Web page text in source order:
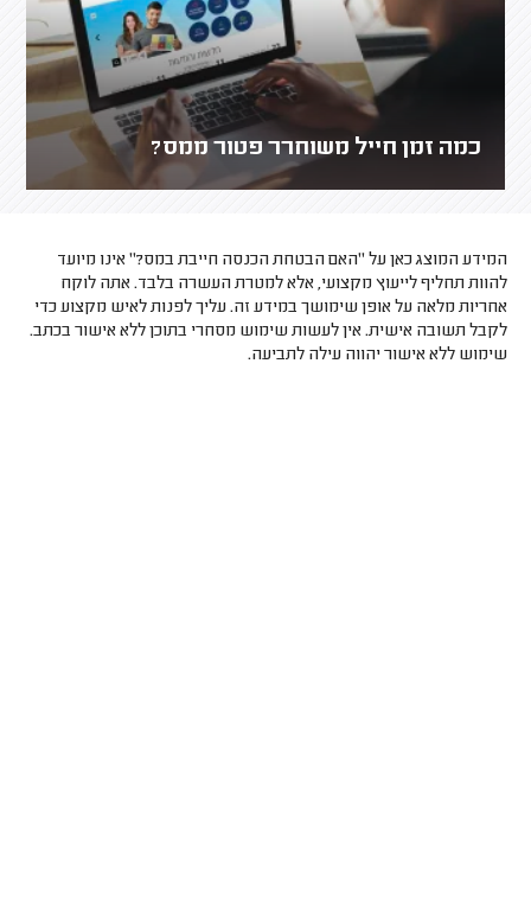
כמה זמן חייל משוחרר פטור ממס?
המידע המוצג כאן על "האם הבטחת הכנסה חייבת במס?" אינו מיועד
להוות תחליף לייעוץ מקצועי, אלא למטרת העשרה בלבד. אתה לוקח
אחריות מלאה על אופן שימושך במידע זה. עליך לפנות לאיש מקצוע כדי
לקבל תשובה אישית. אין לעשות שימוש מסחרי בתוכן ללא אישור בכתב.
שימוש ללא אישור יהווה עילה לתביעה.